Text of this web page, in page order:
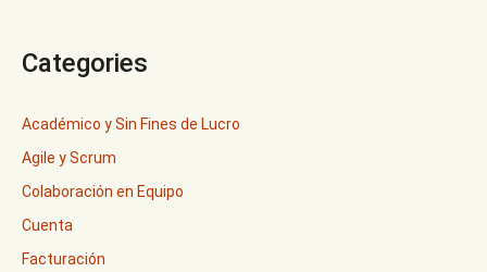
Categories
Académico y Sin Fines de Lucro
Agile y Scrum
Colaboración en Equipo
Cuenta
Facturación